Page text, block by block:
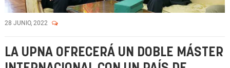
28 JUNIO, 2022
LA UPNA OFRECERÁ UN DOBLE MÁSTER